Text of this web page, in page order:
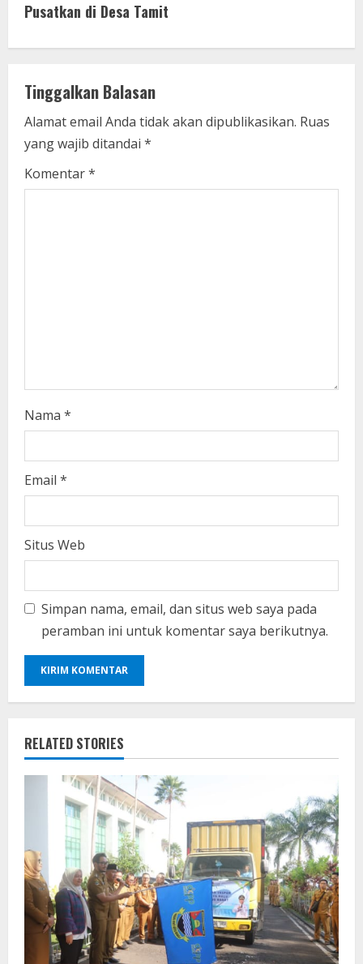
n
u
e
R
e
a
Pusatkan di Desa Tamit
Tinggalkan Balasan
Alamat email Anda tidak akan dipublikasikan. Ruas
yang wajib ditandai *
Komentar*
Nama *
Email *
Situs Web
Simpan nama, email, dan situs web saya pada
peramban ini untuk komentar saya berikutnya.
RELATED STORIES